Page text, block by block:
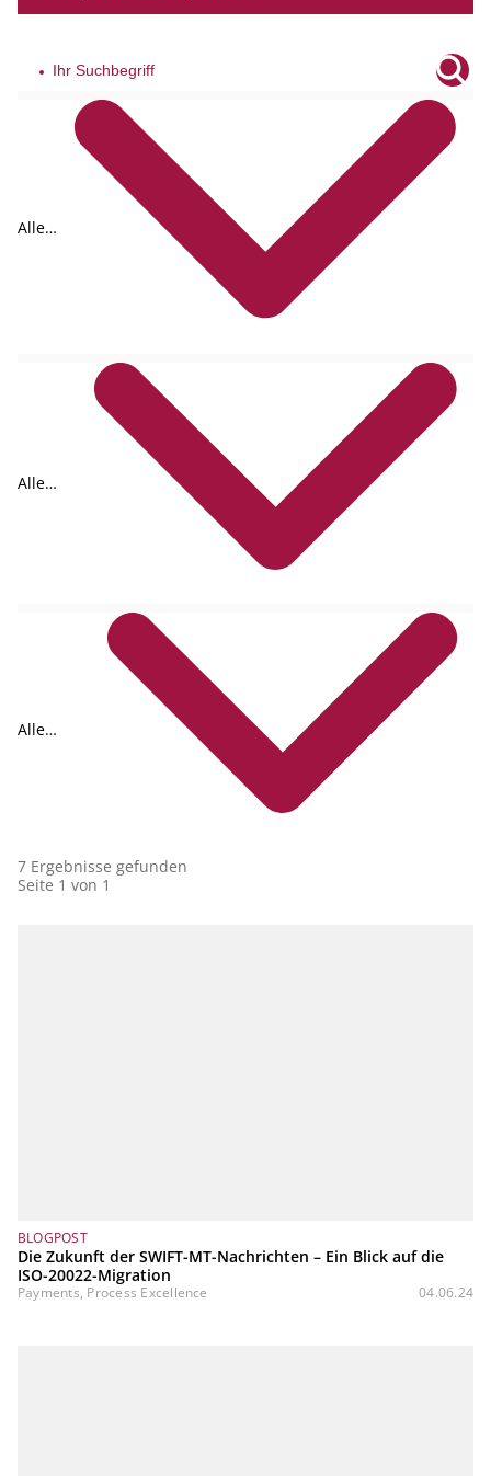
Alle
Alle
Alle
7 Ergebnisse gefunden
Seite 1 von 1
BLOGPOST
Die Zukunft der SWIFT-MT-Nachrichten – Ein Blick auf die
ISO-20022-Migration
Payments, Process Excellence 04.06.24